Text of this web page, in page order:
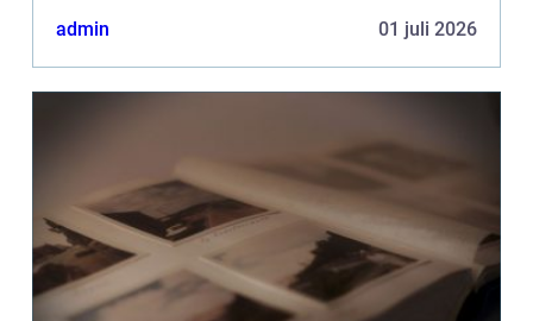
admin 01 juli 2026